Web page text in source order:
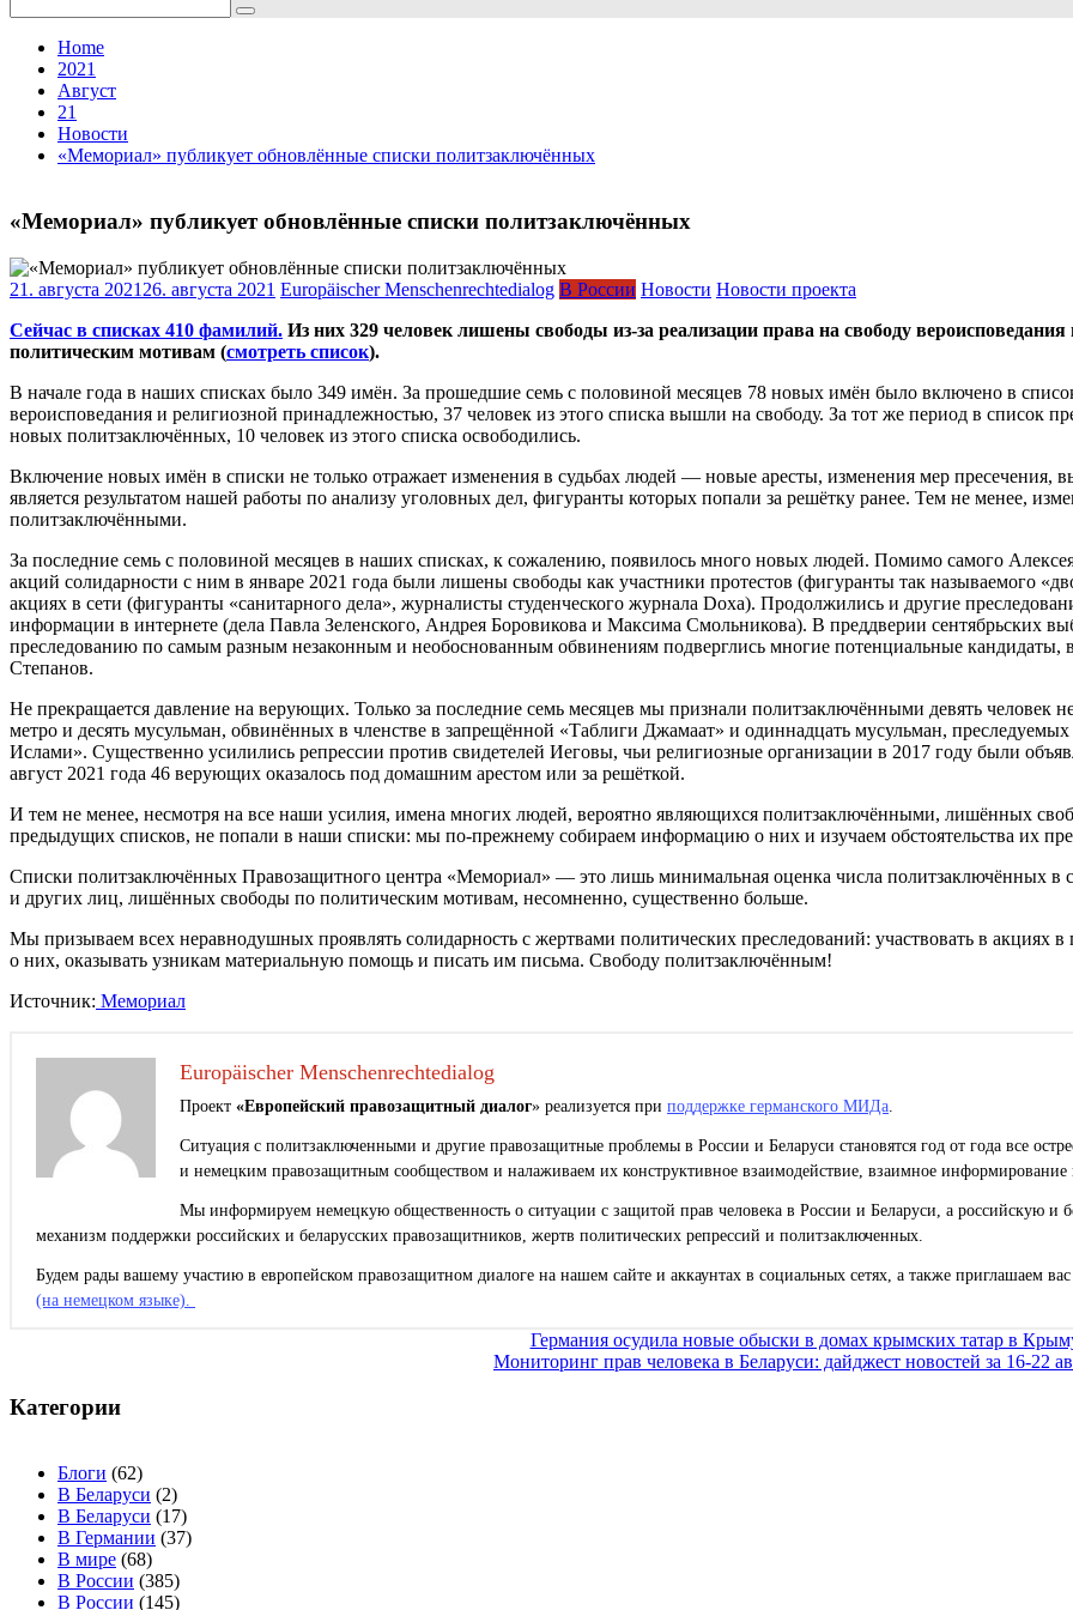
for:
Home
2021
Август
21
Новости
«Мемориал» публикует обновлённые списки политзаключённых
«Мемориал» публикует обновлённые списки политзаключённых
21. августа 2021 26. августа 2021 Europäischer Menschenrechtedialog В России Новости Новости проекта
Сейчас в списках 410 фамилий. Из них 329 человек лишены свободы из-за реализации права на свободу
политическим мотивам (смотреть список).
В начале года в наших списках было 349 имён. За прошедшие семь с половиной месяцев 78 новых имён было включено в
вероисповедания и религиозной принадлежностью, 37 человек из этого списка вышли на свободу. За тот же период в список
новых политзаключённых, 10 человек из этого списка освободились.
Включение новых имён в списки не только отражает изменения в судьбах людей — новые аресты, изменения мер
является результатом нашей работы по анализу уголовных дел, фигуранты которых попали за решётку ранее. Тем не менее,
политзаключёнными.
За последние семь с половиной месяцев в наших списках, к сожалению, появилось много новых людей. Помимо самого
акций солидарности с ним в январе 2021 года были лишены свободы как участники протестов (фигуранты так называемого
акциях в сети (фигуранты «санитарного дела», журналисты студенческого журнала Doxa). Продолжились и другие
информации в интернете (дела Павла Зеленского, Андрея Боровикова и Максима Смольникова). В преддверии сентябрьских
преследованию по самым разным незаконным и необоснованным обвинениям подверглись многие потенциальные
Степанов.
Не прекращается давление на верующих. Только за последние семь месяцев мы признали политзаключёнными девять человек
метро и десять мусульман, обвинённых в членстве в запрещённой «Таблиги Джамаат» и одиннадцать мусульман,
Ислами». Существенно усилились репрессии против свидетелей Иеговы, чьи религиозные организации в 2017 году были
август 2021 года 46 верующих оказалось под домашним арестом или за решёткой.
И тем не менее, несмотря на все наши усилия, имена многих людей, вероятно являющихся политзаключёнными, лишённых
предыдущих списков, не попали в наши списки: мы по-прежнему собираем информацию о них и изучаем обстоятельства их
Списки политзаключённых Правозащитного центра «Мемориал» — это лишь минимальная оценка числа политзаключённых в
и других лиц, лишённых свободы по политическим мотивам, несомненно, существенно больше.
Мы призываем всех неравнодушных проявлять солидарность с жертвами политических преследований: участвовать в акциях
о них, оказывать узникам материальную помощь и писать им письма. Свободу политзаключённым!
Источник: Мемориал
Europäischer Menschenrechtedialog
Проект «Европейский правозащитный диалог» реализуется при поддержке германского МИДа
Ситуация с политзаключенными и другие правозащитные проблемы в России и Беларуси становятся год от года все
и немецким правозащитным сообществом и налаживаем их конструктивное взаимодействие, взаимное
Мы информируем немецкую общественность о ситуации с защитой прав человека в России и Беларуси, а российскую и
механизм поддержки российских и беларусских правозащитников, жертв политических репрессий и политзаключенных.
Будем рады вашему участию в европейском правозащитном диалоге на нашем сайте и аккаунтах в социальных сетях, а также приглашаем
(на немецком языке).
записям
Германия осудила новые обыски в домах крымских татар в
Мониторинг прав человека в Беларуси: дайджест новостей за 16-22
Категории
Блоги (62)
В Беларуси (2)
В Беларуси (17)
В Германии (37)
В мире (68)
В России (385)
В России (145)